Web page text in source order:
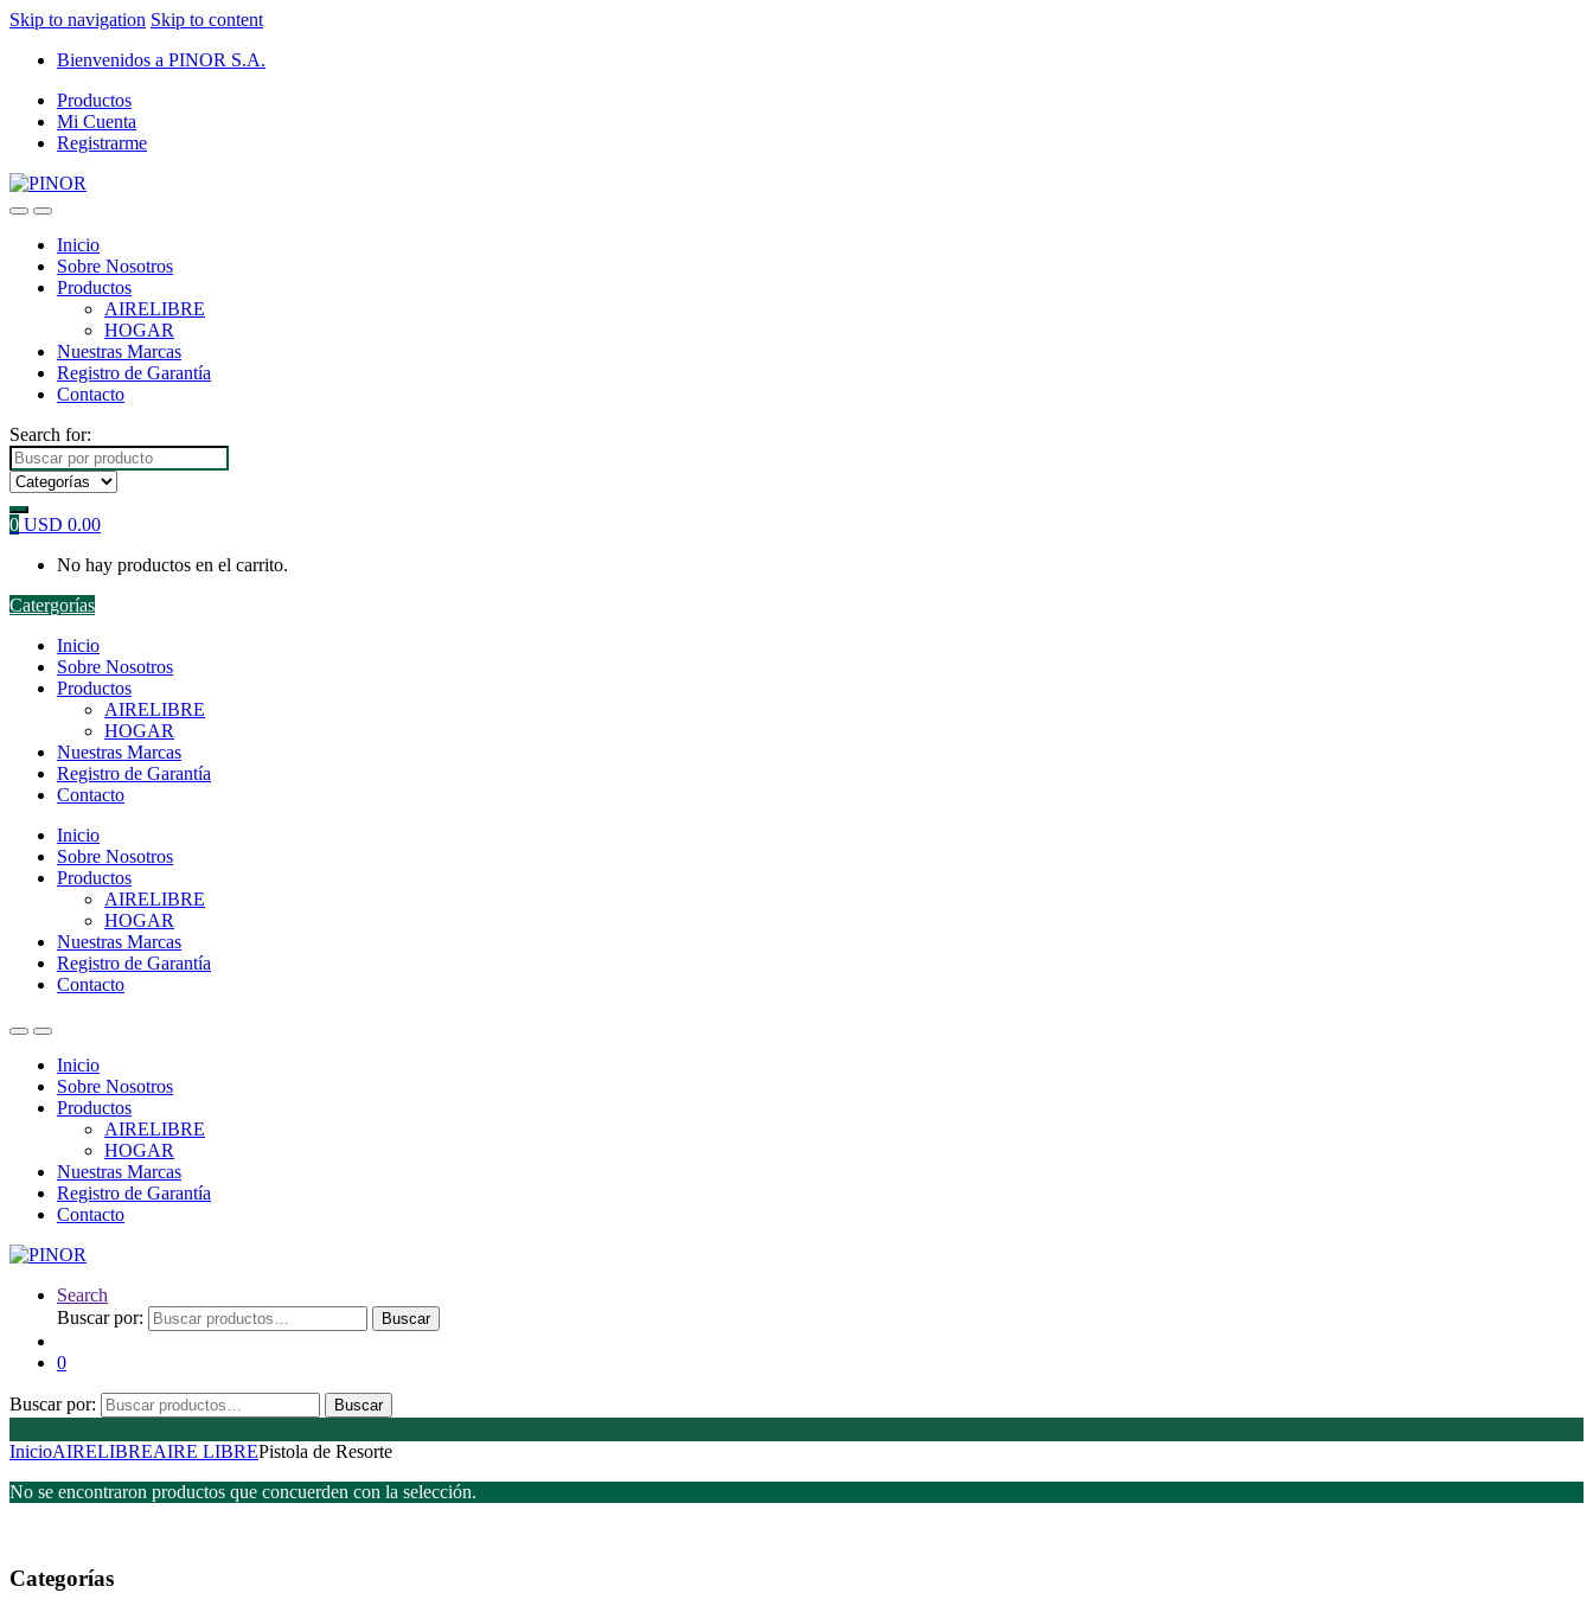
Skip to navigation Skip to content
Bienvenidos a PINOR S.A.
Productos
Mi Cuenta
Registrarme
Inicio
Sobre Nosotros
Productos
AIRELIBRE
HOGAR
Nuestras Marcas
Registro de Garantía
Contacto
Search for:
0 USD 0.00
No hay productos en el carrito.
Catergorías
Inicio
Sobre Nosotros
Productos
AIRELIBRE
HOGAR
Nuestras Marcas
Registro de Garantía
Contacto
Inicio
Sobre Nosotros
Productos
AIRELIBRE
HOGAR
Nuestras Marcas
Registro de Garantía
Contacto
Inicio
Sobre Nosotros
Productos
AIRELIBRE
HOGAR
Nuestras Marcas
Registro de Garantía
Contacto
Search
Buscar por:
Buscar
0
Buscar por: Buscar
InicioAIRELIBREAIRE LIBREPistola de Resorte
No se encontraron productos que concuerden con la selección.
Categorías